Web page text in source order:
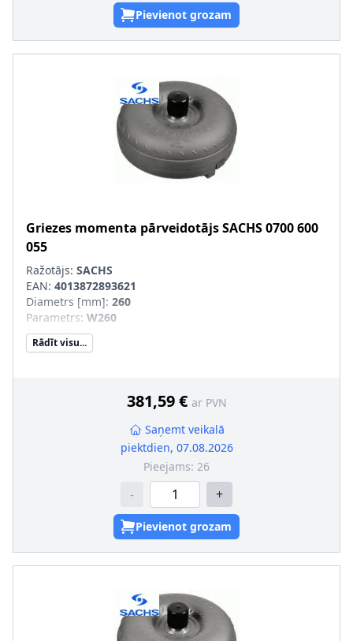
Pievienot grozam
Griezes momenta pārveidotājsSACHS0700 600
055
Ražotājs: SACHS
EAN: 4013872893621
Diametrs [mm]: 260
Parametrs: W260
Aizvietojamā daļa
SVHC:Informācija nav pieejama, lūdzu, griezieties pie
Rādīt visu...
381,59 € ar PVN
Saņemt veikalā
piektdien, 07.08.2026
Pieejams: 26
- +
Pievienot grozam